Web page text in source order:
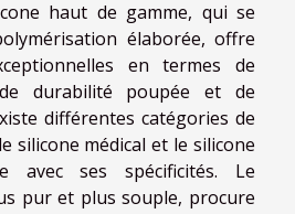
haut de gamme, qui se
élaborée, offre
en termes de
durabilité poupée et de
différentes catégories de
silicone médical et le silicone
avec ses spécificités. Le
pur et plus souple, procure